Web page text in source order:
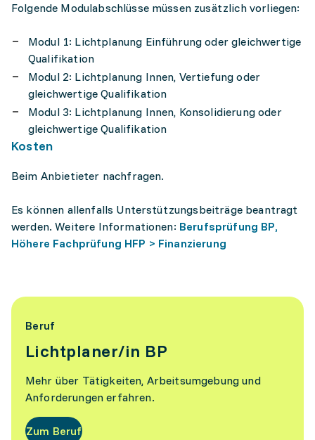
Folgende Modulabschlüsse müssen zusätzlich vorliegen:
Modul 1: Lichtplanung Einführung oder gleichwertige
Qualifikation
Modul 2: Lichtplanung Innen, Vertiefung oder
gleichwertige Qualifikation
Modul 3: Lichtplanung Innen, Konsolidierung oder
gleichwertige Qualifikation
Kosten
Beim Anbietieter nachfragen.
Es können allenfalls Unterstützungsbeiträge beantragt
werden. Weitere Informationen: Berufsprüfung BP,
Höhere Fachprüfung HFP > Finanzierung
Beruf
Lichtplaner/in BP
Mehr über Tätigkeiten, Arbeitsumgebung und
Anforderungen erfahren.
Zum Beruf